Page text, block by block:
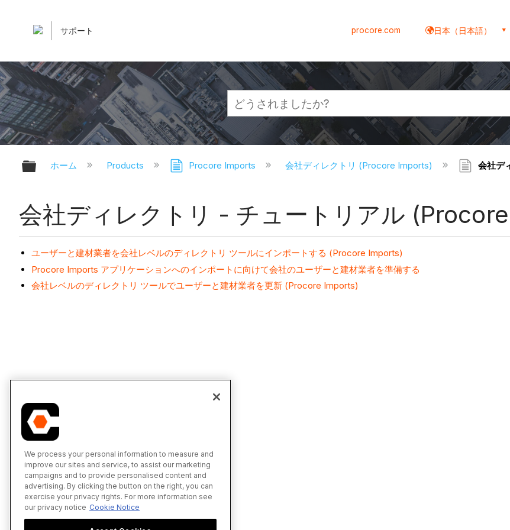
サポート procore.com 日本（日本語）
グローバル階層を展開/折りたたむ
ホーム Products Procore Imports 会社ディレクトリ (Procore Imports) 会社デ
会社ディレクトリ - チュートリアル
ユーザーと建材業者を会社レベルのディレクトリ ツールにインポートする (Procore Imports)
Procore Imports アプリケーションへのインポートに向けて会社のユーザーと建材業者を準備する
会社レベルのディレクトリ ツールでユーザーと建材業者を更新 (Procore Imports)
We process your personal information to measure and
improve our sites and service, to assist our marketing
campaigns and to provide personalised content and
advertising. By clicking the button on the right, you can
exercise your privacy rights. For more information see
our privacy notice Cookie Notice